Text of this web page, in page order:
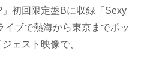
初回限定盤Bに収録「Sexy
ブで熱海から東京までポッ
ェスト映像で、